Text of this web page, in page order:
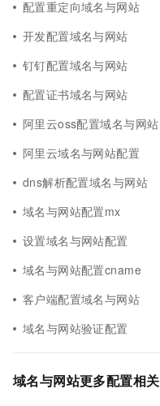
配置重定向域名与网站
开发配置域名与网站
钉钉配置域名与网站
配置证书域名与网站
阿里云oss配置域名与网站
阿里云域名与网站配置
dns解析配置域名与网站
域名与网站配置mx
设置域名与网站配置
域名与网站配置cname
客户端配置域名与网站
域名与网站验证配置
域名与网站更多配置相关